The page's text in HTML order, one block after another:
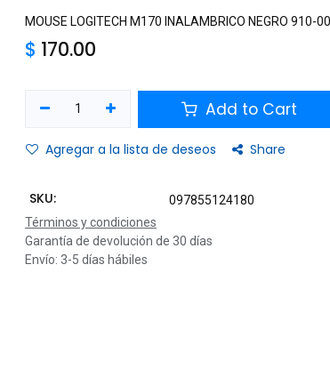
MOUSE LOGITECH M170 INALAMBRICO NEGRO 910-
$ 170.00
Add to Cart
Agregar a la lista de deseos Share
SKU:
097855124180
Términos y condiciones
Garantía de devolución de 30 días
Envío: 3-5 días hábiles